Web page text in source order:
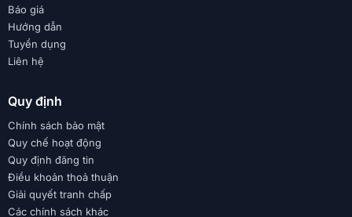
Báo giá
Hướng dẫn
Tuyển dụng
Liên hệ
Quy định
Chính sách bảo mật
Quy chế hoạt động
Quy định đăng tin
Điều khoản thoả thuận
Giải quyết tranh chấp
Các chính sách khác